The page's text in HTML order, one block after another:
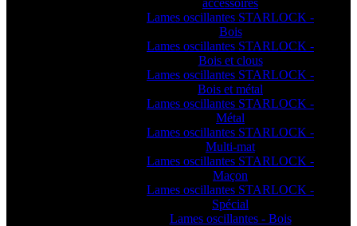
accessoires
Lames oscillantes STARLOCK -
Bois
Lames oscillantes STARLOCK -
Bois et clous
Lames oscillantes STARLOCK -
Bois et métal
Lames oscillantes STARLOCK -
Métal
Lames oscillantes STARLOCK -
Multi-mat
Lames oscillantes STARLOCK -
Maçon
Lames oscillantes STARLOCK -
Spécial
Lames oscillantes - Bois